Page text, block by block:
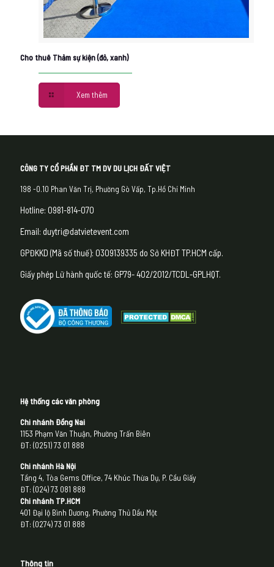
Cho thuê Thảm sự kiện (đỏ, xanh)
Xem thêm
CÔNG TY CỔ PHẦN ĐT TM DV DU LỊCH ĐẤT VIỆT
198 -0.10 Phan Văn Trị, Phường Gò Vấp, Tp.Hồ Chí Minh
Hotline: 0981-814-070
Email: duytri@datvietevent.com
GPĐKKD (Mã số thuế): 0309139335 do Sở KHĐT TP.HCM cấp.
Giấy phép Lữ hành quốc tế: GP79- 402/2012/TCDL-GPLHQT.
Hệ thống các văn phòng
Chi nhánh Đồng Nai
1153 Phạm Văn Thuận, Phường Trấn Biên
ĐT: (0251) 73 01 888
Chi nhánh Hà Nội
Tầng 4, Tòa Gems Office, 74 Khúc Thừa Dụ, P. Cầu Giấy
ĐT: (024) 73 081 888
Chi nhánh TP.HCM
401 Đại lộ Bình Dương, Phường Thủ Dầu Một
ĐT: (0274) 73 01 888
Thông tin